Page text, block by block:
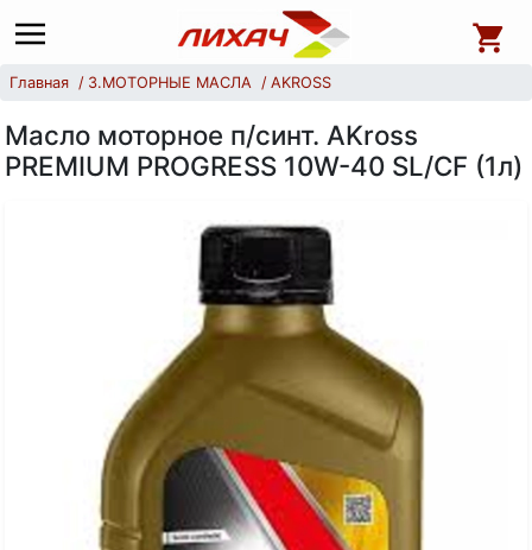
Главная 3.МОТОРНЫЕ МАСЛА AKROSS
Масло моторное п/синт. AKross
PREMIUM PROGRESS 10W-40 SL/CF (1л)